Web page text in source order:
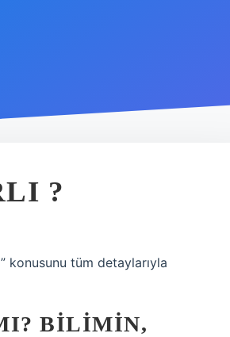
?
konusunu tüm detaylarıyla
BILIMIN,